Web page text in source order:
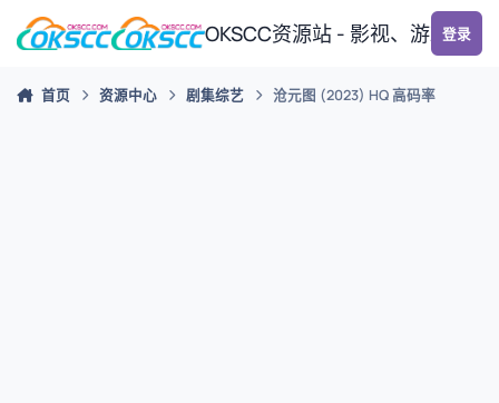
跳转到帖子
OKSCC资源站 - 影视、游戏、
登录
首页 资源中心 剧集综艺 沧元图 (2023) HQ 高码率